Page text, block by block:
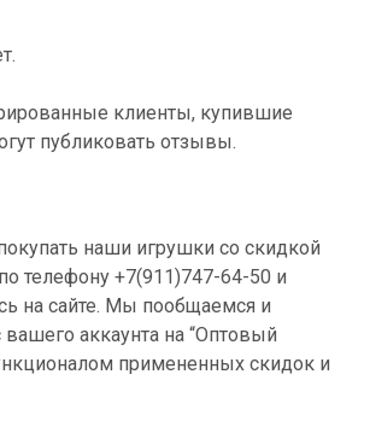
клиенты, купившие
публиковать отзывы.
наши игрушки со скидкой
телефону +7(911)747-64-50 и
на сайте. Мы пообщаемся и
вашего аккаунта на “Оптовый
примененных скидок и